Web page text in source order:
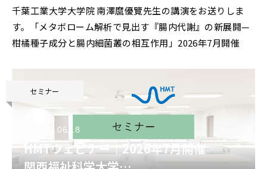
「メタボローム解析で見出す『腸内代
謝』の新展開
—柑橘種子成分と腸内細菌叢の相互作
用」
千葉工業大学大学院 南澤麿優覽先生の講演をお送りしま
す。「メタボローム解析で見出す『腸内代謝』の新展開—
柑橘種子成分と腸内細菌叢の相互作用」2026年7月開催
セミナー
2026.06.18
HMTウェビナー｜2026年7月開催